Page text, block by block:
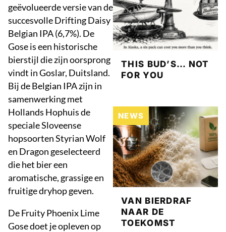
geëvolueerde versie van de
succesvolle Drifting Daisy
Belgian IPA (6,7%). De
Gose is een historische
bierstijl die zijn oorsprong
vindt in Goslar, Duitsland.
Bij de Belgian IPA zijn in
samenwerking met
Hollands Hophuis de
speciale Sloveense
hopsoorten Styrian Wolf
en Dragon geselecteerd
die het bier een
aromatische, grassige en
fruitige dryhop geven.
De Fruity Phoenix Lime
Gose doet je opleven op
THIS BUD’S… NOT
FOR YOU
NEWS
VAN BIERDRAF
NAAR DE
TOEKOMST